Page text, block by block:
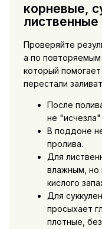
корневые,
лиственные
Проверяйте
а по повторяемым
который
перестали
После
не
В поддоне
пролива.
Для
влажным, но
кислого
Для
просыхает
плотные,